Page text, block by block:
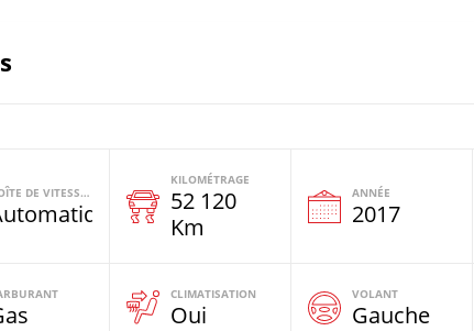
BOÎTE DE VITESSES
KILOMÉTRAGE
52 120
Km
ANNÉE
2017
CLIMATISATION
Oui
VOLANT
Gauche